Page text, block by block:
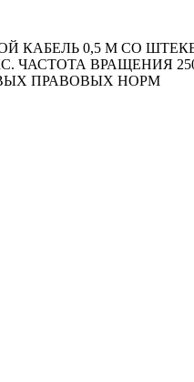
КАБЕЛЬ 0,5 М СО
ЧАСТОТА ВРАЩЕНИЯ
ПРАВОВЫХ НОРМ